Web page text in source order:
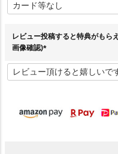
必
須
レビュー投稿すると特典がも
画像確認)
必
須